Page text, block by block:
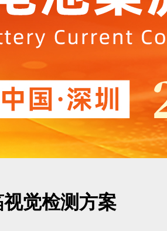
觉检测方案